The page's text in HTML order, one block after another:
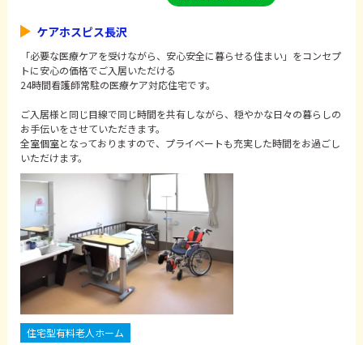
ケアホスピス長沢
「必要な医療ケアを受けながら、安心安全に暮らせる住まい」をコンセプ
トに安心の価格でご入居いただける
24時間看護師常駐の医療ケア対応住宅です。
ご入居様と同じ目線で同じ時間を共有しながら、穏やかな日々の暮らしの
お手伝いをさせていただきます。
全室個室となっておりますので、プライベートも充実した時間をお過ごし
いただけます。
住宅型有料老人ホーム